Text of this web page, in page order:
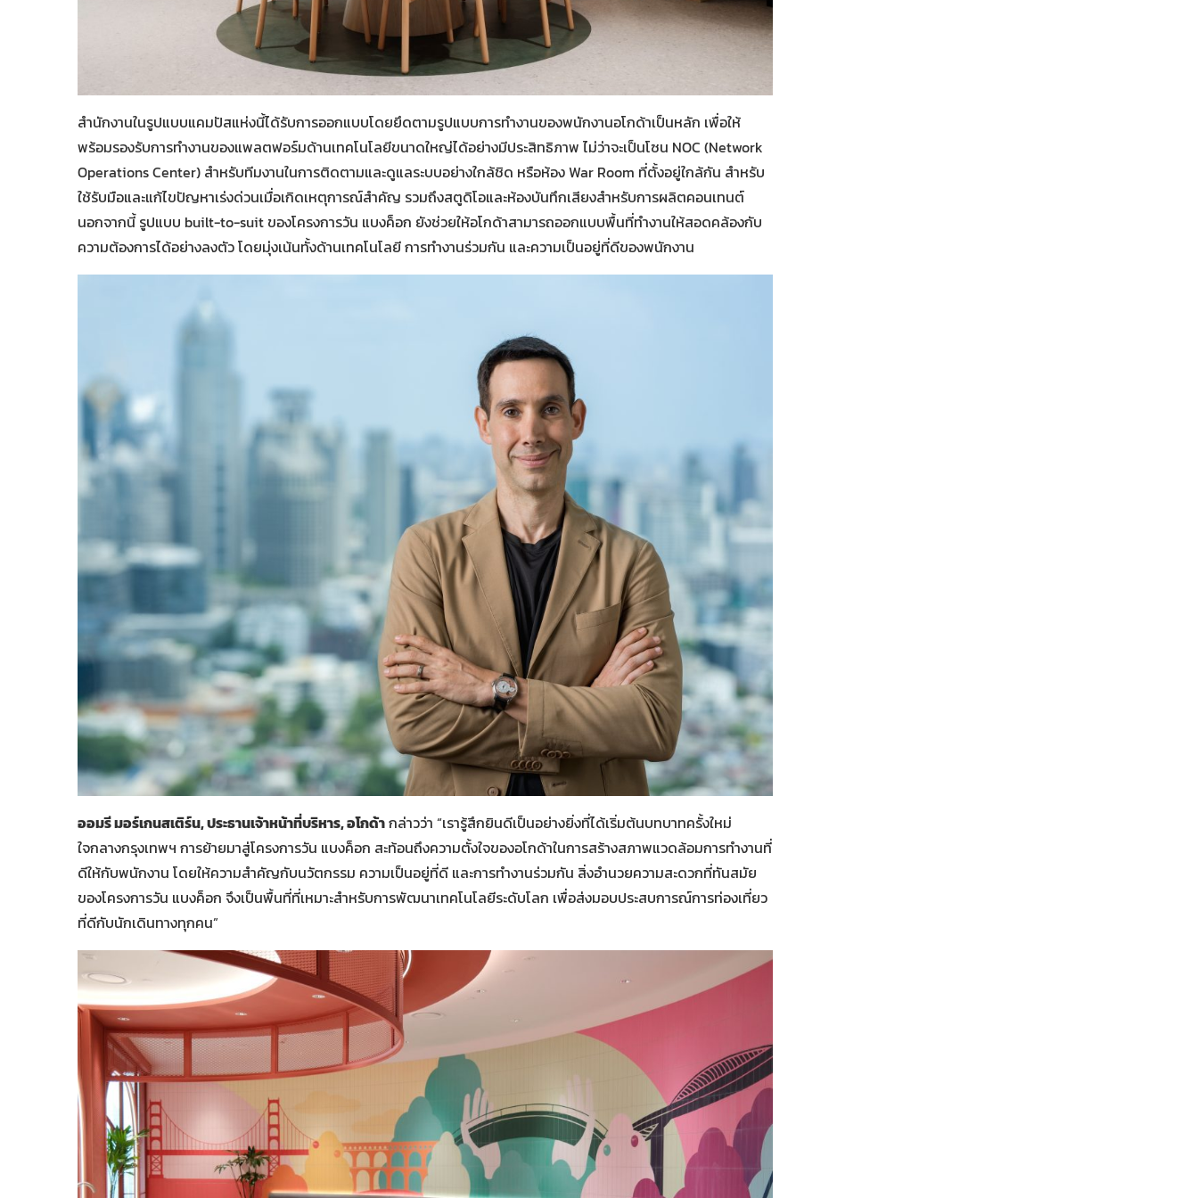
สำนักงานในรูปแบบแคมปัสแห่งนี้ได้รับการออกแบบโดยยึดตามรูปแบบการทำงานของพนักงานอโกด้าเป็นหลัก เพื่อให้
พร้อมรองรับการทำงานของแพลตฟอร์มด้านเทคโนโลยีขนาดใหญ่ได้อย่างมีประสิทธิภาพ ไม่ว่าจะเป็นโซน NOC (Network
Operations Center) สำหรับทีมงานในการติดตามและดูแลระบบอย่างใกล้ชิด หรือห้อง War Room ที่ตั้งอยู่ใกล้กัน สำหรับ
ใช้รับมือและแก้ไขปัญหาเร่งด่วนเมื่อเกิดเหตุการณ์สำคัญ รวมถึงสตูดิโอและห้องบันทึกเสียงสำหรับการผลิตคอนเทนต์
นอกจากนี้ รูปแบบ built-to-suit ของโครงการวัน แบงค็อก ยังช่วยให้อโกด้าสามารถออกแบบพื้นที่ทำงานให้สอดคล้องกับ
ความต้องการได้อย่างลงตัว โดยมุ่งเน้นทั้งด้านเทคโนโลยี การทำงานร่วมกัน และความเป็นอยู่ที่ดีของพนักงาน
ออมรี มอร์เกนสเติร์น, ประธานเจ้าหน้าที่บริหาร, อโกด้ากล่าวว่า “เรารู้สึกยินดีเป็นอย่างยิ่งที่ได้เริ่มต้นบทบาทครั้งใหม่
ใจกลางกรุงเทพฯ การย้ายมาสู่โครงการวัน แบงค็อก สะท้อนถึงความตั้งใจของอโกด้าในการสร้างสภาพแวดล้อมการทำงานที่
ดีให้กับพนักงาน โดยให้ความสำคัญกับนวัตกรรม ความเป็นอยู่ที่ดี และการทำงานร่วมกัน สิ่งอำนวยความสะดวกที่ทันสมัย
ของโครงการวัน แบงค็อก จึงเป็นพื้นที่ที่เหมาะสำหรับการพัฒนาเทคโนโลยีระดับโลก เพื่อส่งมอบประสบการณ์การท่องเที่ยว
ที่ดีกับนักเดินทางทุกคน”